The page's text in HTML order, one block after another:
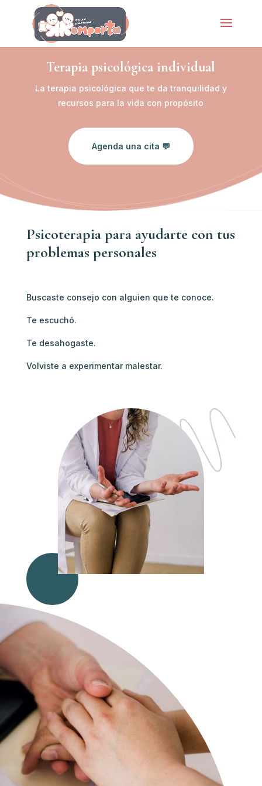
Terapia psicológica individual
La terapia psicológica que te da tranquilidad y
recursos para la vida con propósito
Agenda una cita 💬
Psicoterapia para ayudarte con tus
problemas personales
Buscaste consejo con alguien que te conoce.
Te escuchó.
Te desahogaste.
Volviste a experimentar malestar.